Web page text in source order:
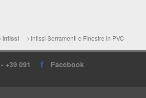
Infissi Infissi Serramenti e Finestre in PVC
+39 091
Facebook